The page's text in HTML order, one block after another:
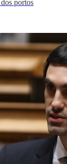
portos